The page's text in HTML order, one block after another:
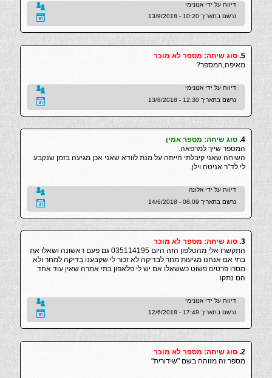
דיווח על ידי אנונימי
נרשם בתאריך 10:20 - 13/9/2018
5. סוג שיחה: מספר לא מוכר
מאיפה,המספר?
דיווח על ידי אנונימי
נרשם בתאריך 12:30 - 13/8/2018
4. סוג שיחה: מספר אמין
המספר שייך למרפאה.
השיחה שאני קיבלתי הייתה על מנת לוודא שאני אכן מגיעה בזמן שנקבע
לי לד"ר אניטה וילן.
דיווח על ידי אלונה
נרשם בתאריך 08:09 - 14/6/2018
3. סוג שיחה: מספר לא מוכר
התקשרו אלי מהטלפון הזה היום 035114195 גם פעם ראשונה ושאלו את
בתי אם אנחנו מגיעות מחר לבדיקה לא זכור לי שקבענו בדיקה למחר ולא
מסרו פרטים פשוט כששאלו אם יש לי פלאפון בתי אמרה שאין עוד אחד
הם נתקו
דיווח על ידי אנונימי
נרשם בתאריך 17:49 - 12/6/2018
2. סוג שיחה: מספר לא מוכר
מספר זה מזוהה בשם "שידורית"